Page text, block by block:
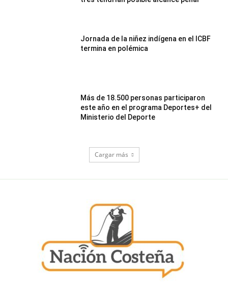
Jornada de la niñez indígena en el ICBF
termina en polémica
Más de 18.500 personas participaron
este año en el programa Deportes+ del
Ministerio del Deporte
Cargar más